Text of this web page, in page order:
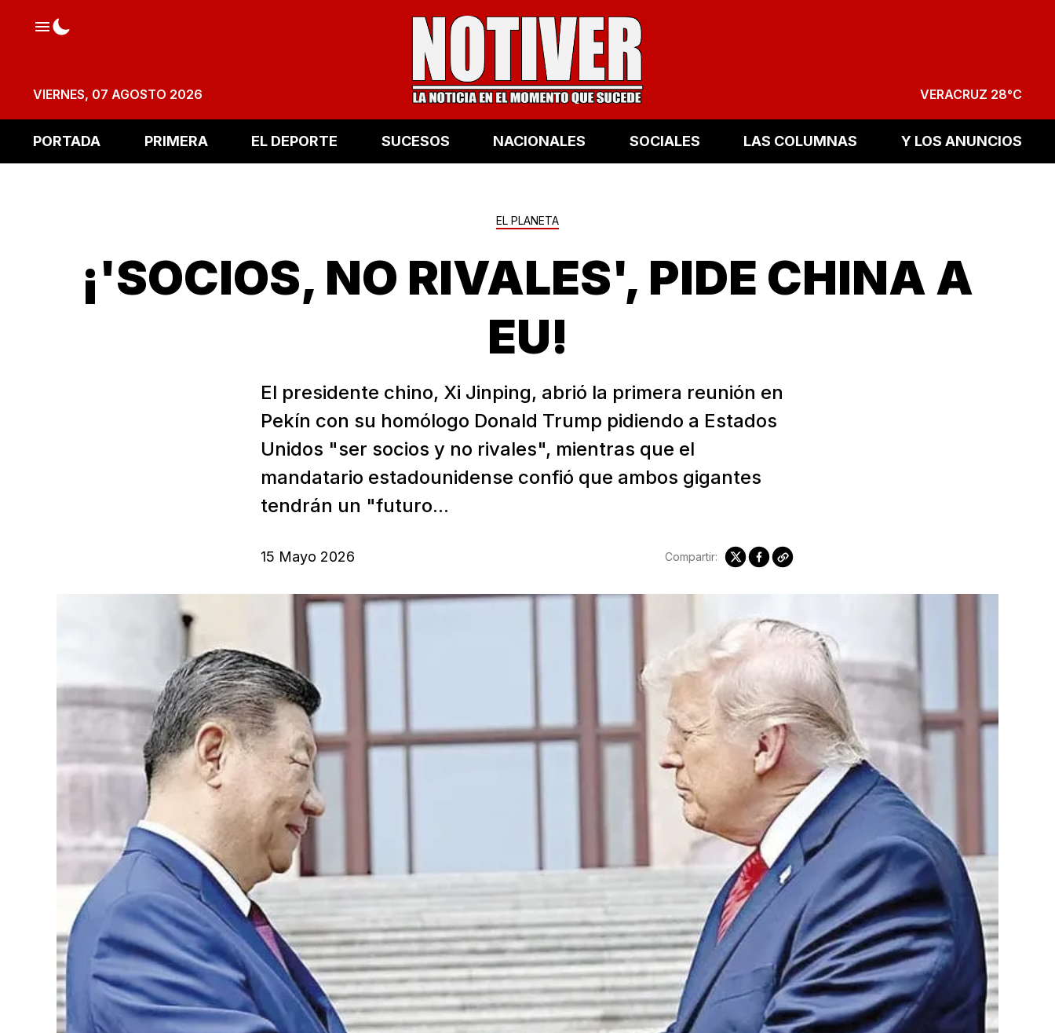
VIERNES, 07 AGOSTO 2026 VERACRUZ 28°C
PORTADA PRIMERA EL DEPORTE SUCESOS NACIONALES SOCIALES LAS COLUMNAS Y LOS ANUNCIOS
EL PLANETA
¡'SOCIOS, NO RIVALES', PIDE CHINA A
EU!
El presidente chino, Xi Jinping, abrió la primera reunión en
Pekín con su homólogo Donald Trump pidiendo a Estados
Unidos "ser socios y no rivales", mientras que el
mandatario estadounidense confió que ambos gigantes
tendrán un "futuro...
15 Mayo 2026 Compartir: